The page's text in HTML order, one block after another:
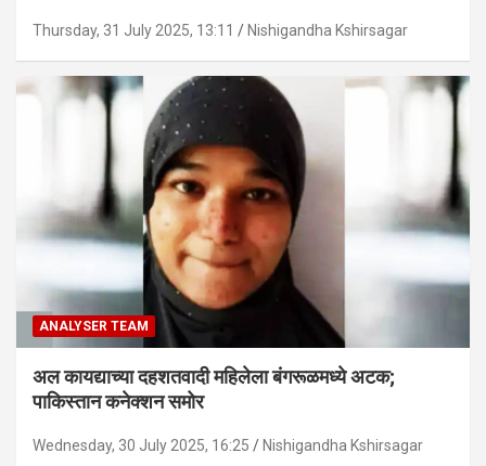
Thursday, 31 July 2025, 13:11 Nishigandha Kshirsagar
ANALYSER TEAM
अल कायद्याच्या दहशतवादी महिलेला बंगरूळमध्ये अटक;
पाकिस्तान कनेक्शन समोर
Wednesday, 30 July 2025, 16:25 Nishigandha Kshirsagar